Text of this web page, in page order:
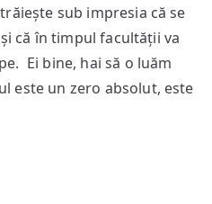
sub impresia că se
că în timpul facultății va
Ei bine, hai să o luăm
este un zero absolut, este